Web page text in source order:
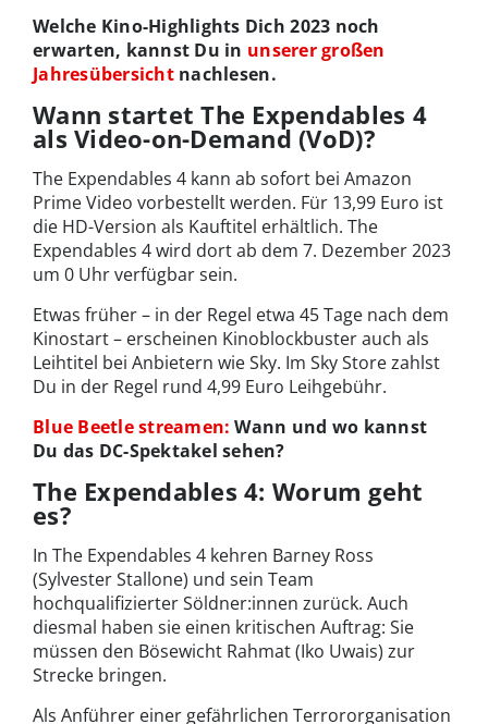
Welche Kino-Highlights Dich 2023 noch
erwarten, kannst Du in unserer großen
Jahresübersichtnachlesen.
Wann startet The Expendables 4
als Video-on-Demand (VoD)?
The Expendables 4 kann ab sofort bei Amazon
Prime Video vorbestellt werden. Für 13,99 Euro ist
die HD-Version als Kauftitel erhältlich. The
Expendables 4 wird dort ab dem 7. Dezember 2023
um 0 Uhr verfügbar sein.
Etwas früher – in der Regel etwa 45 Tage nach dem
Kinostart – erscheinen Kinoblockbuster auch als
Leihtitel bei Anbietern wie Sky. Im Sky Store zahlst
Du in der Regel rund 4,99 Euro Leihgebühr.
Blue Beetle streamen: Wann und wo kannst
Du das DC-Spektakel sehen?
The Expendables 4: Worum geht
es?
In The Expendables 4 kehren Barney Ross
(Sylvester Stallone) und sein Team
hochqualifizierter Söldner:innen zurück. Auch
diesmal haben sie einen kritischen Auftrag: Sie
müssen den Bösewicht Rahmat (Iko Uwais) zur
Strecke bringen.
Als Anführer einer gefährlichen Terrororganisation